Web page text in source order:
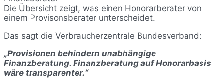
Die Übersicht zeigt, was einen Honorarberater von
einem Provisonsberater unterscheidet.
Das sagt die Verbraucherzentrale Bundesverband:
„Provisionen behindern unabhängige
Finanzberatung. Finanzberatung auf Honorarbasis
wäre transparenter.“